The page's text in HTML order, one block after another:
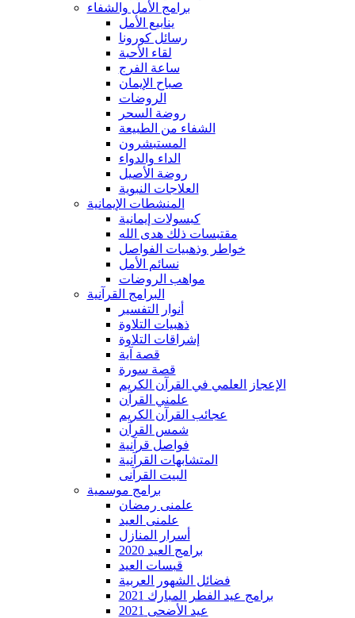
برامج الأمل والشفاء
ينابيع الأمل
رسائل كورونا
لقاء الأحبة
ساعة الفرج
صباح الإيمان
الروضات
روضة السحر
الشفاء من الطبيعة
المستبشرون
الداء والدواء
روضة الأصيل
العلاجات النبوية
المنشطات الإيمانية
كبسولات إيمانية
مقتبسات ذلك هدى الله
خواطر وذهبيات الفواصل
نسائم الأمل
مواهب الروضات
البرامج القرآنية
أنوار التفسير
ذهبيات التلاوة
إشراقات التلاوة
قصة آية
قصة سورة
الإعجاز العلمي في القرآن الكريم
علمني القرآن
عجائب القرآن الكريم
شمس القرآن
فواصل قرآنية
المتشابهات القرآنية
البيت القرآنى
برامج موسمية
علمنى رمضان
علمنى العيد
أسرار المنازل
برامج العيد 2020
قبسات العيد
فضائل الشهور العربية
برامج عيد الفطر المبارك 2021
عيد الأضحى 2021